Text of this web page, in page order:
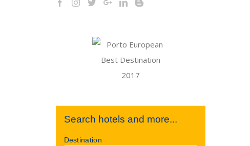
Search hotels and more...
Destination